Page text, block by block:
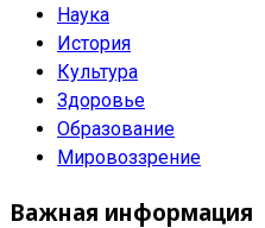
Наука
История
Культура
Здоровье
Образование
Мировоззрение
Важная информация